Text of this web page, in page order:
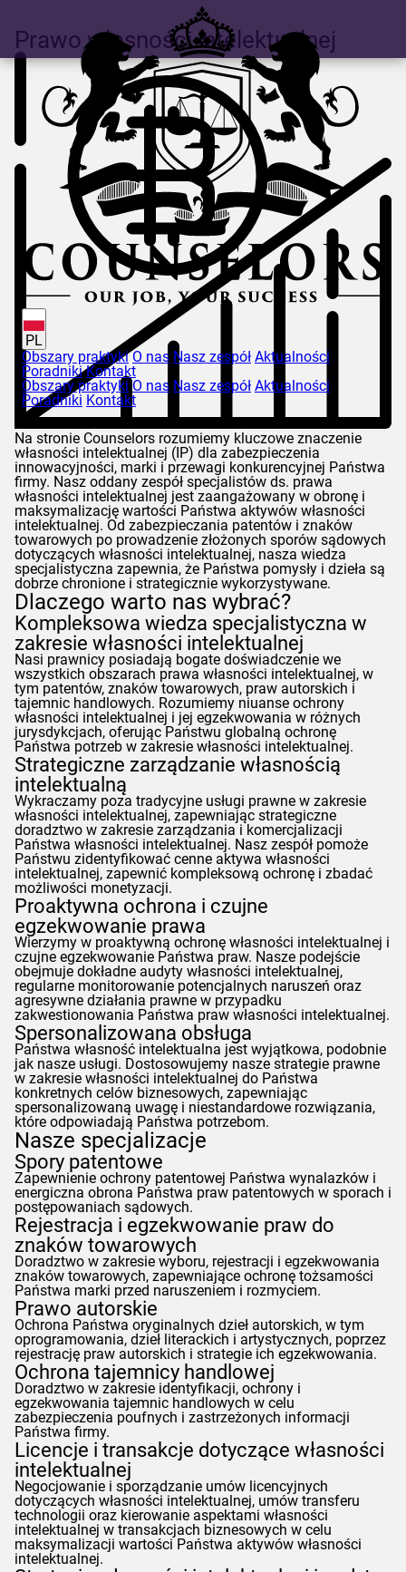
PL
Obszary praktyki O nas Nasz zespół Aktualności
Poradniki Kontakt
Obszary praktyki O nas Nasz zespół Aktualności
Poradniki Kontakt
Prawo własności intelektualnej
Na stronie Counselors rozumiemy kluczowe znaczenie
własności intelektualnej (IP) dla zabezpieczenia
innowacyjności, marki i przewagi konkurencyjnej Państwa
firmy. Nasz oddany zespół specjalistów ds. prawa
własności intelektualnej jest zaangażowany w obronę i
maksymalizację wartości Państwa aktywów własności
intelektualnej. Od zabezpieczania patentów i znaków
towarowych po prowadzenie złożonych sporów sądowych
dotyczących własności intelektualnej, nasza wiedza
specjalistyczna zapewnia, że Państwa pomysły i dzieła są
dobrze chronione i strategicznie wykorzystywane.
Dlaczego warto nas wybrać?
Kompleksowa wiedza specjalistyczna w
zakresie własności intelektualnej
Nasi prawnicy posiadają bogate doświadczenie we
wszystkich obszarach prawa własności intelektualnej, w
tym patentów, znaków towarowych, praw autorskich i
tajemnic handlowych. Rozumiemy niuanse ochrony
własności intelektualnej i jej egzekwowania w różnych
jurysdykcjach, oferując Państwu globalną ochronę
Państwa potrzeb w zakresie własności intelektualnej.
Strategiczne zarządzanie własnością
intelektualną
Wykraczamy poza tradycyjne usługi prawne w zakresie
własności intelektualnej, zapewniając strategiczne
doradztwo w zakresie zarządzania i komercjalizacji
Państwa własności intelektualnej. Nasz zespół pomoże
Państwu zidentyfikować cenne aktywa własności
intelektualnej, zapewnić kompleksową ochronę i zbadać
możliwości monetyzacji.
Proaktywna ochrona i czujne
egzekwowanie prawa
Wierzymy w proaktywną ochronę własności intelektualnej i
czujne egzekwowanie Państwa praw. Nasze podejście
obejmuje dokładne audyty własności intelektualnej,
regularne monitorowanie potencjalnych naruszeń oraz
agresywne działania prawne w przypadku
zakwestionowania Państwa praw własności intelektualnej.
Spersonalizowana obsługa
Państwa własność intelektualna jest wyjątkowa, podobnie
jak nasze usługi. Dostosowujemy nasze strategie prawne
w zakresie własności intelektualnej do Państwa
konkretnych celów biznesowych, zapewniając
spersonalizowaną uwagę i niestandardowe rozwiązania,
które odpowiadają Państwa potrzebom.
Nasze specjalizacje
Spory patentowe
Zapewnienie ochrony patentowej Państwa wynalazków i
energiczna obrona Państwa praw patentowych w sporach i
postępowaniach sądowych.
Rejestracja i egzekwowanie praw do
znaków towarowych
Doradztwo w zakresie wyboru, rejestracji i egzekwowania
znaków towarowych, zapewniające ochronę tożsamości
Państwa marki przed naruszeniem i rozmyciem.
Prawo autorskie
Ochrona Państwa oryginalnych dzieł autorskich, w tym
oprogramowania, dzieł literackich i artystycznych, poprzez
rejestrację praw autorskich i strategie ich egzekwowania.
Ochrona tajemnicy handlowej
Doradztwo w zakresie identyfikacji, ochrony i
egzekwowania tajemnic handlowych w celu
zabezpieczenia poufnych i zastrzeżonych informacji
Państwa firmy.
Licencje i transakcje dotyczące własności
intelektualnej
Negocjowanie i sporządzanie umów licencyjnych
dotyczących własności intelektualnej, umów transferu
technologii oraz kierowanie aspektami własności
intelektualnej w transakcjach biznesowych w celu
maksymalizacji wartości Państwa aktywów własności
intelektualnej.